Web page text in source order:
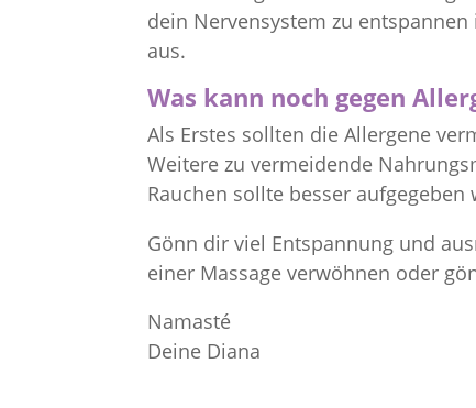
dein Nervensystem zu
aus.
Was kann noch gegen
Als Erstes sollten die Allergene
Weitere zu vermeidende
Rauchen sollte besser aufgegeben
Gönn dir viel Entspannung und
einer Massage verwöhnen oder
Namasté
Deine Diana